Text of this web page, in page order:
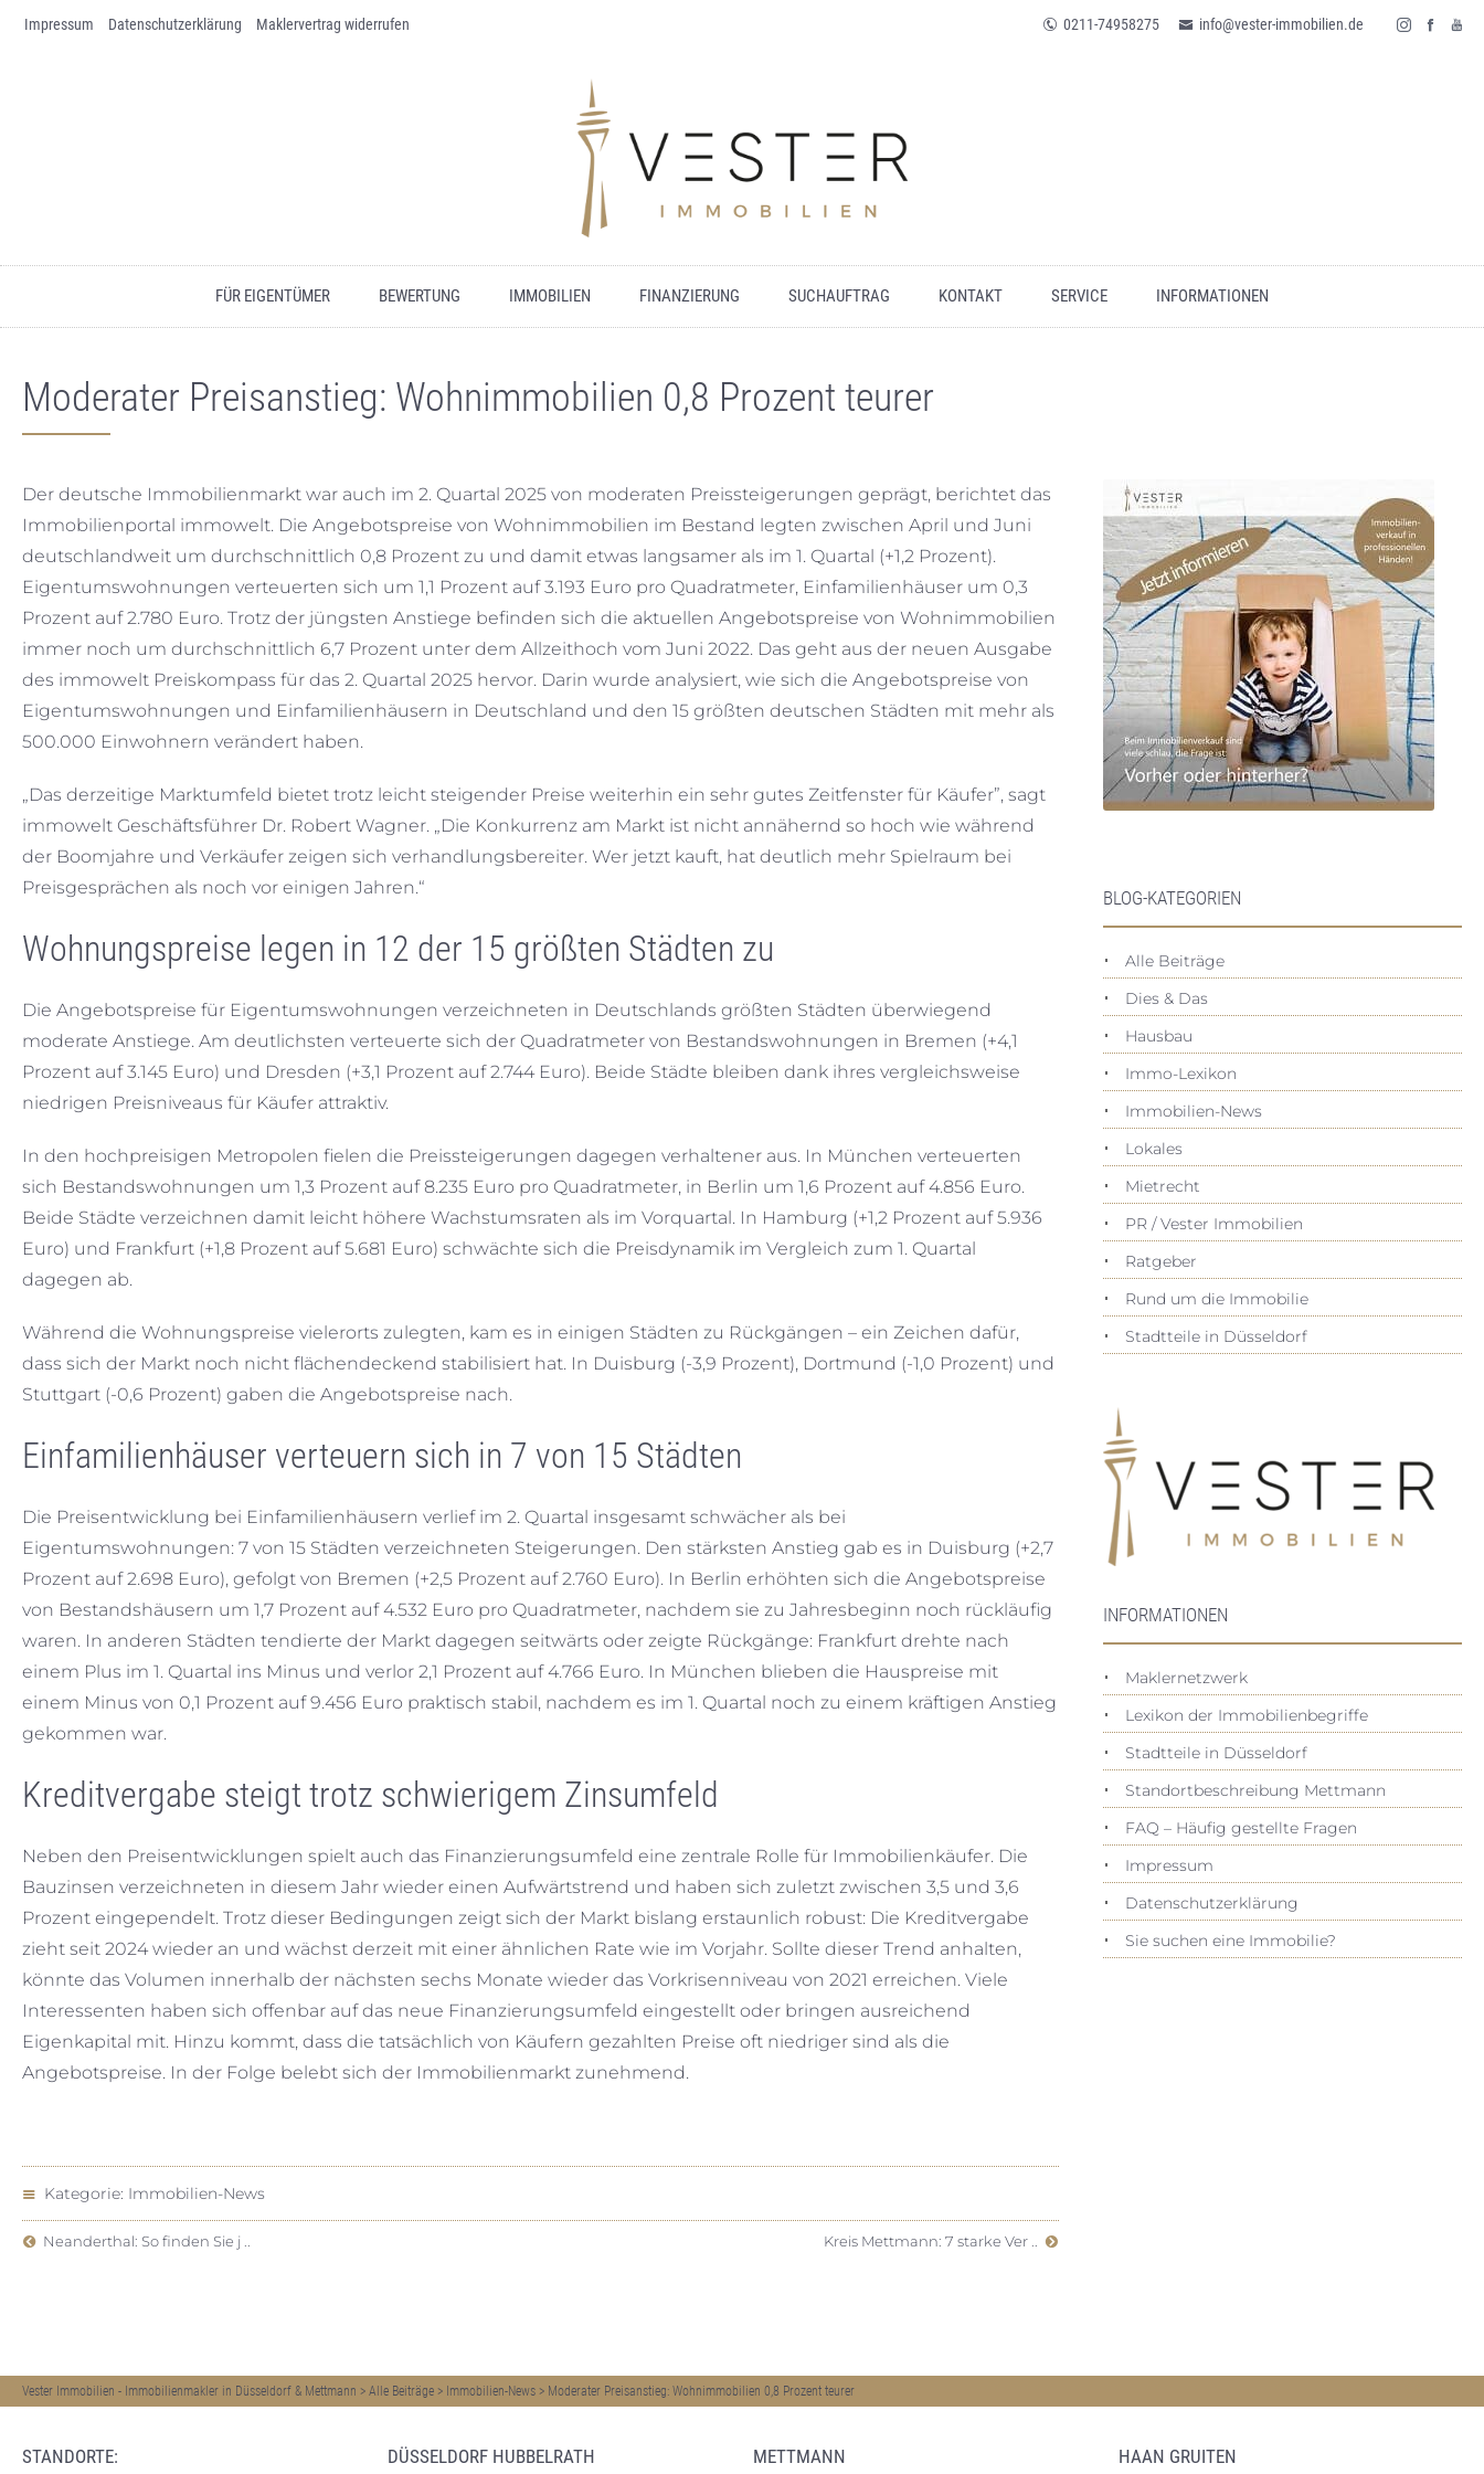
Skip to content
Impressum Datenschutz­erklärung Maklervertrag widerrufen 0211-74958275 info@vester-immobilien.de
FÜR EIGENTÜMER BEWERTUNG IMMOBILIEN FINANZIERUNG SUCHAUFTRAG KONTAKT SERVICE INFORMATIONEN
Moderater Preisanstieg: Wohnimmobilien 0,8 Prozent teurer
Der deutsche Immobilienmarkt war auch im 2. Quartal 2025 von moderaten Preissteigerungen geprägt, berichtet das
Immobilienportal immowelt. Die Angebotspreise von Wohnimmobilien im Bestand legten zwischen April und Juni
deutschlandweit um durchschnittlich 0,8 Prozent zu und damit etwas langsamer als im 1. Quartal (+1,2 Prozent).
Eigentumswohnungen verteuerten sich um 1,1 Prozent auf 3.193 Euro pro Quadratmeter, Einfamilienhäuser um 0,3
Prozent auf 2.780 Euro. Trotz der jüngsten Anstiege befinden sich die aktuellen Angebotspreise von Wohnimmobilien
immer noch um durchschnittlich 6,7 Prozent unter dem Allzeithoch vom Juni 2022. Das geht aus der neuen Ausgabe
des immowelt Preiskompass für das 2. Quartal 2025 hervor. Darin wurde analysiert, wie sich die Angebotspreise von
Eigentumswohnungen und Einfamilienhäusern in Deutschland und den 15 größten deutschen Städten mit mehr als
500.000 Einwohnern verändert haben.
„Das derzeitige Marktumfeld bietet trotz leicht steigender Preise weiterhin ein sehr gutes Zeitfenster für Käufer”, sagt
immowelt Geschäftsführer Dr. Robert Wagner. „Die Konkurrenz am Markt ist nicht annähernd so hoch wie während
der Boomjahre und Verkäufer zeigen sich verhandlungsbereiter. Wer jetzt kauft, hat deutlich mehr Spielraum bei
Preisgesprächen als noch vor einigen Jahren.“
Wohnungspreise legen in 12 der 15 größten Städten zu
Die Angebotspreise für Eigentumswohnungen verzeichneten in Deutschlands größten Städten überwiegend
moderate Anstiege. Am deutlichsten verteuerte sich der Quadratmeter von Bestandswohnungen in Bremen (+4,1
Prozent auf 3.145 Euro) und Dresden (+3,1 Prozent auf 2.744 Euro). Beide Städte bleiben dank ihres vergleichsweise
niedrigen Preisniveaus für Käufer attraktiv.
In den hochpreisigen Metropolen fielen die Preissteigerungen dagegen verhaltener aus. In München verteuerten
sich Bestandswohnungen um 1,3 Prozent auf 8.235 Euro pro Quadratmeter, in Berlin um 1,6 Prozent auf 4.856 Euro.
Beide Städte verzeichnen damit leicht höhere Wachstumsraten als im Vorquartal. In Hamburg (+1,2 Prozent auf 5.936
Euro) und Frankfurt (+1,8 Prozent auf 5.681 Euro) schwächte sich die Preisdynamik im Vergleich zum 1. Quartal
dagegen ab.
Während die Wohnungspreise vielerorts zulegten, kam es in einigen Städten zu Rückgängen – ein Zeichen dafür,
dass sich der Markt noch nicht flächendeckend stabilisiert hat. In Duisburg (-3,9 Prozent), Dortmund (-1,0 Prozent) und
Stuttgart (-0,6 Prozent) gaben die Angebotspreise nach.
Einfamilienhäuser verteuern sich in 7 von 15 Städten
Die Preisentwicklung bei Einfamilienhäusern verlief im 2. Quartal insgesamt schwächer als bei
Eigentumswohnungen: 7 von 15 Städten verzeichneten Steigerungen. Den stärksten Anstieg gab es in Duisburg (+2,7
Prozent auf 2.698 Euro), gefolgt von Bremen (+2,5 Prozent auf 2.760 Euro). In Berlin erhöhten sich die Angebotspreise
von Bestandshäusern um 1,7 Prozent auf 4.532 Euro pro Quadratmeter, nachdem sie zu Jahresbeginn noch rückläufig
waren. In anderen Städten tendierte der Markt dagegen seitwärts oder zeigte Rückgänge: Frankfurt drehte nach
einem Plus im 1. Quartal ins Minus und verlor 2,1 Prozent auf 4.766 Euro. In München blieben die Hauspreise mit
einem Minus von 0,1 Prozent auf 9.456 Euro praktisch stabil, nachdem es im 1. Quartal noch zu einem kräftigen Anstieg
gekommen war.
Kreditvergabe steigt trotz schwierigem Zinsumfeld
Neben den Preisentwicklungen spielt auch das Finanzierungsumfeld eine zentrale Rolle für Immobilienkäufer. Die
Bauzinsen verzeichneten in diesem Jahr wieder einen Aufwärtstrend und haben sich zuletzt zwischen 3,5 und 3,6
Prozent eingependelt. Trotz dieser Bedingungen zeigt sich der Markt bislang erstaunlich robust: Die Kreditvergabe
zieht seit 2024 wieder an und wächst derzeit mit einer ähnlichen Rate wie im Vorjahr. Sollte dieser Trend anhalten,
könnte das Volumen innerhalb der nächsten sechs Monate wieder das Vorkrisenniveau von 2021 erreichen. Viele
Interessenten haben sich offenbar auf das neue Finanzierungsumfeld eingestellt oder bringen ausreichend
Eigenkapital mit. Hinzu kommt, dass die tatsächlich von Käufern gezahlten Preise oft niedriger sind als die
Angebotspreise. In der Folge belebt sich der Immobilienmarkt zunehmend.
Kategorie: Immobilien-News
Neanderthal: So finden Sie j .. Kreis Mettmann: 7 starke Ver ..
BLOG-KATEGORIEN
Alle Beiträge
Dies & Das
Hausbau
Immo-Lexikon
Immobilien-News
Lokales
Mietrecht
PR / Vester Immobilien
Ratgeber
Rund um die Immobilie
Stadtteile in Düsseldorf
INFORMATIONEN
Maklernetzwerk
Lexikon der Immobilienbegriffe
Stadtteile in Düsseldorf
Standortbeschreibung Mettmann
FAQ – Häufig gestellte Fragen
Impressum
Datenschutz­erklärung
Sie suchen eine Immobilie?
Vester Immobilien - Immobilienmakler in Düsseldorf & Mettmann > Alle Beiträge > Immobilien-News > Moderater Preisanstieg: Wohnimmobilien 0,8 Prozent teurer
STANDORTE: DÜSSELDORF HUBBELRATH METTMANN HAAN GRUITEN